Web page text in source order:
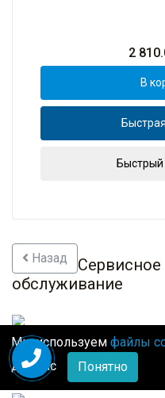
2
В
Назад
Сервисное
обслуживание
Собственный
Алтуфьевское шоссе
Мы используем файлы
для Вас
Понятно